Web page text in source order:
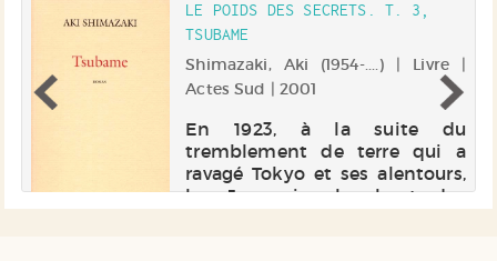
LE POIDS DES SECRETS. T. 3,
TSUBAME
Shimazaki, Aki (1954-....) | Livre |
Actes Sud | 2001
En 1923, à la suite du
tremblement de terre qui a
ravagé Tokyo et ses alentours,
les Japonais cherchent des